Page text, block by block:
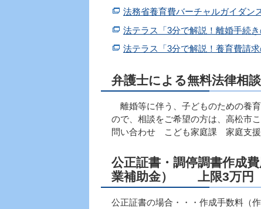
法務省養育費バーチャルガイダン
法テラス「3分で解説！離婚手続
法テラス「3分で解説！養育費請求
弁護士による無料法律相談
離婚等に伴う、子どものための養
ので、相談をご希望の方は、高松市
問い合わせ こども家庭課 家庭支援
公正証書・調停調書作成
業補助金） 上限3万円
公正証書の場合・・・作成手数料（